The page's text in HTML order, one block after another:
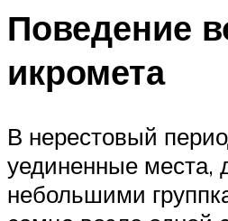
Поведение
икромета
В нерестовый
уединенные места,
небольшими